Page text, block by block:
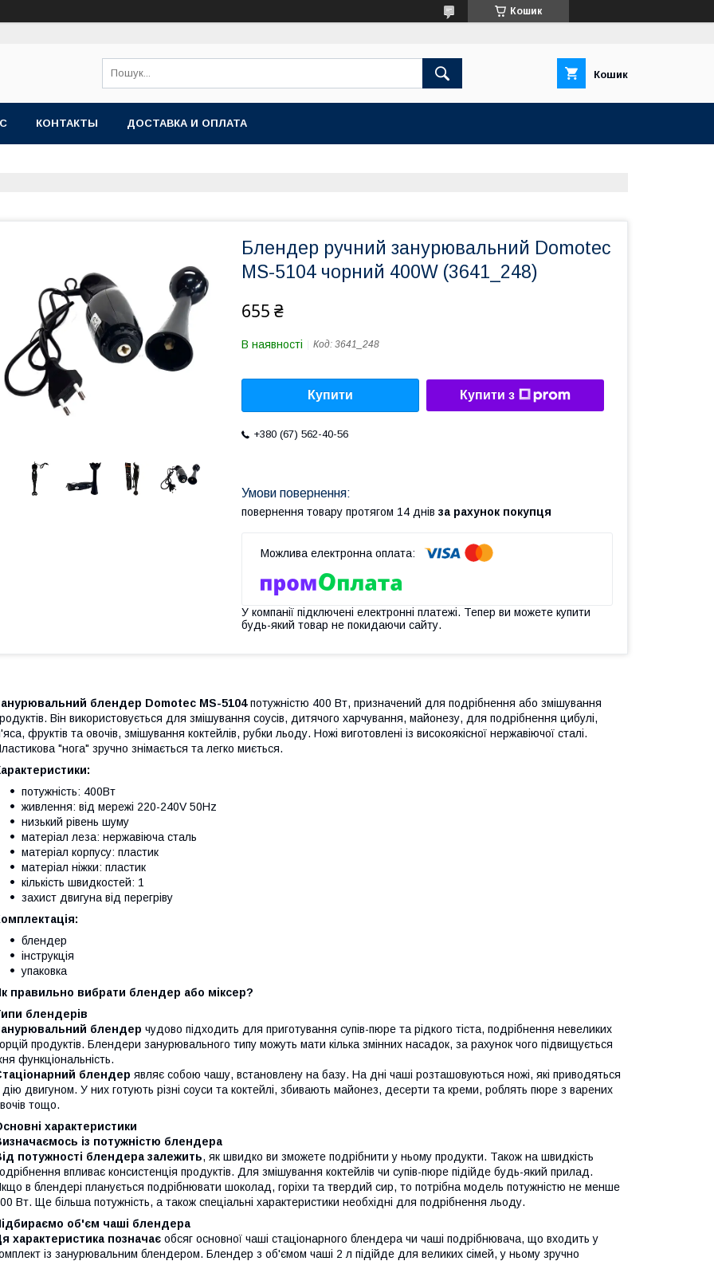
Кошик
Кошик
КОНТАКТЫ ДОСТАВКА И ОПЛАТА
Блендер ручний занурювальний Domotec
MS-5104 чорний 400W (3641_248)
655 ₴
В наявності Код: 3641_248
Купити Купити з
+380 (67) 562-40-56
повернення товару протягом 14 днів за рахунок покупця
У компанії підключені електронні платежі. Тепер ви можете купити
будь-який товар не покидаючи сайту.
блендер Domotec MS-5104потужністю 400 Вт, призначений для подрібнення або змішування
Він використовується для змішування соусів, дитячого харчування, майонезу, для подрібнення цибулі,
фруктів та овочів, змішування коктейлів, рубки льоду. Ножі виготовлені із високоякісної нержавіючої сталі.
"нога" зручно знімається та легко миється.
потужність: 400Вт
живлення: від мережі 220-240V 50Hz
низький рівень шуму
матеріал леза: нержавіюча сталь
матеріал корпусу: пластик
матеріал ніжки: пластик
кількість швидкостей: 1
захист двигуна від перегріву
блендер
інструкція
упаковка
правильно вибрати блендер або міксер?
блендерів
блендер чудово підходить для приготування супів-пюре та рідкого тіста, подрібнення невеликих
продуктів. Блендери занурювального типу можуть мати кілька змінних насадок, за рахунок чого підвищується
функціональність.
блендер являє собою чашу, встановлену на базу. На дні чаші розташовуються ножі, які приводяться
дію двигуном. У них готують різні соуси та коктейлі, збивають майонез, десерти та креми, роблять пюре з варених
тощо.
характеристики
із потужністю блендера
потужності блендера залежить, як швидко ви зможете подрібнити у ньому продукти. Також на швидкість
впливає консистенція продуктів. Для змішування коктейлів чи супів-пюре підійде будь-який прилад.
в блендері планується подрібнювати шоколад, горіхи та твердий сир, то потрібна модель потужністю не менше
Вт. Ще більша потужність, а також спеціальні характеристики необхідні для подрібнення льоду.
об'єм чаші блендера
характеристика позначає обсяг основної чаші стаціонарного блендера чи чаші подрібнювача, що входить у
із занурювальним блендером. Блендер з об'ємом чаші 2 л підійде для великих сімей, у ньому зручно